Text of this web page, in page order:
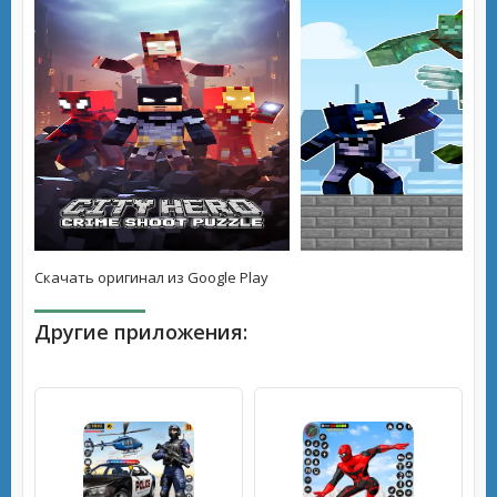
Скачать оригинал из Google Play
Другие приложения: